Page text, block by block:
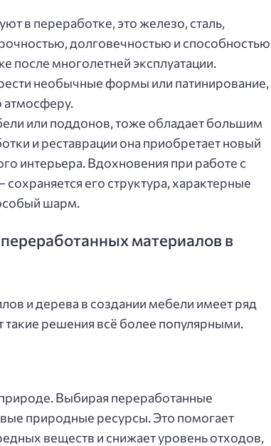
в переработке, это железо, сталь,
долговечностью и способностью
после многолетней эксплуатации.
необычные формы или патинирование,
атмосферу.
или поддонов, тоже обладает большим
и реставрации она приобретает новый
интерьера. Вдохновения при работе с
его структура, характерные
шарм.
материалов в
и дерева в создании мебели имеет ряд
решения всё более популярными.
Выбирая переработанные
природные ресурсы. Это помогает
веществ и снижает уровень отходов,